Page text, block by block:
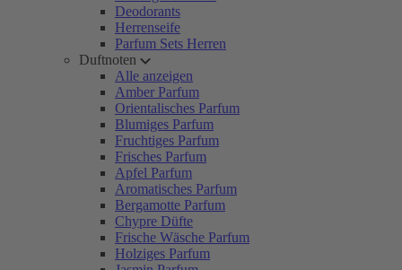
Deodorants
Herrenseife
Parfum Sets Herren
Duftnoten
Alle anzeigen
Amber Parfum
Orientalisches Parfum
Blumiges Parfum
Fruchtiges Parfum
Frisches Parfum
Apfel Parfum
Aromatisches Parfum
Bergamotte Parfum
Chypre Düfte
Frische Wäsche Parfum
Holziges Parfum